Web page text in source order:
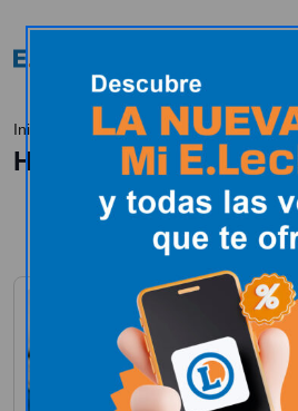
Inicio Tendencias Hogar
Hogar